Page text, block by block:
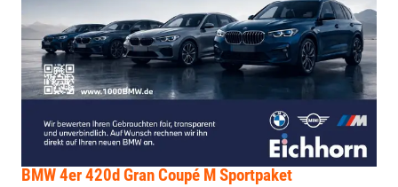
BMW 4er420d Gran Coupé M Sportpaket